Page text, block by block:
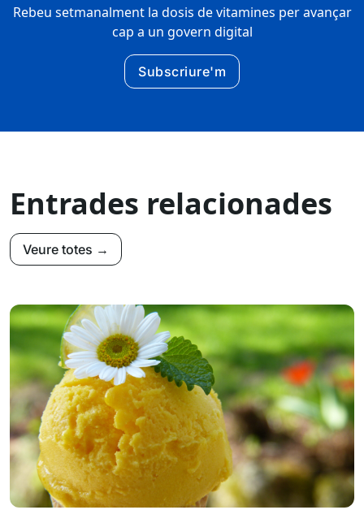
Rebeu setmanalment la dosis de vitamines per avançar
cap a un govern digital
Subscriure'm
Entrades relacionades
Veure totes →